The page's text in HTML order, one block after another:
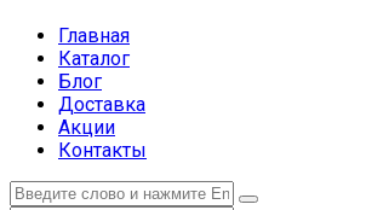
Главная
Каталог
Блог
Доставка
Акции
Контакты